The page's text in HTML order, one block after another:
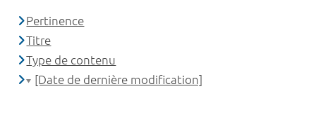
Pertinence
Titre
Type de contenu
[Date de dernière modification]